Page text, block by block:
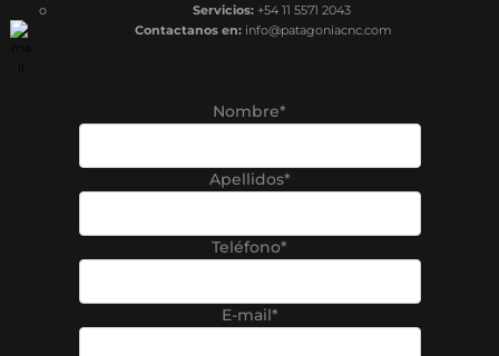
Servicios: +54 11 5571 2043
Contactanos en: info@patagoniacnc.com
Nombre*
Apellidos*
Teléfono*
E-mail*